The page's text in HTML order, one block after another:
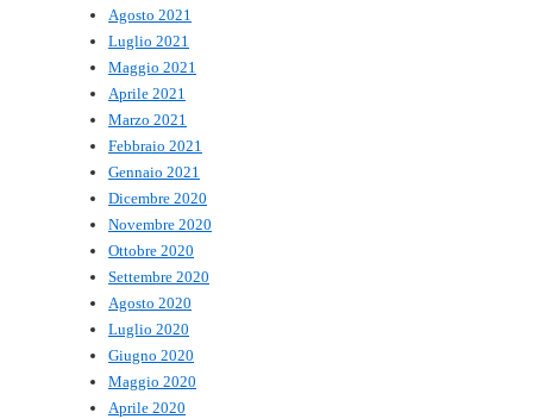
Agosto 2021
Luglio 2021
Maggio 2021
Aprile 2021
Marzo 2021
Febbraio 2021
Gennaio 2021
Dicembre 2020
Novembre 2020
Ottobre 2020
Settembre 2020
Agosto 2020
Luglio 2020
Giugno 2020
Maggio 2020
Aprile 2020